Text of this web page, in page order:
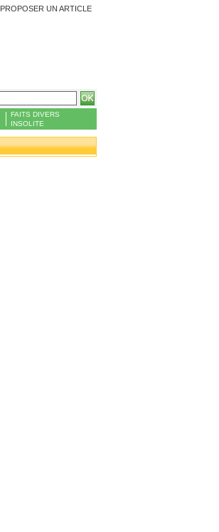
PROPOSER UN ARTICLE
FAITS DIVERS
INSOLITE